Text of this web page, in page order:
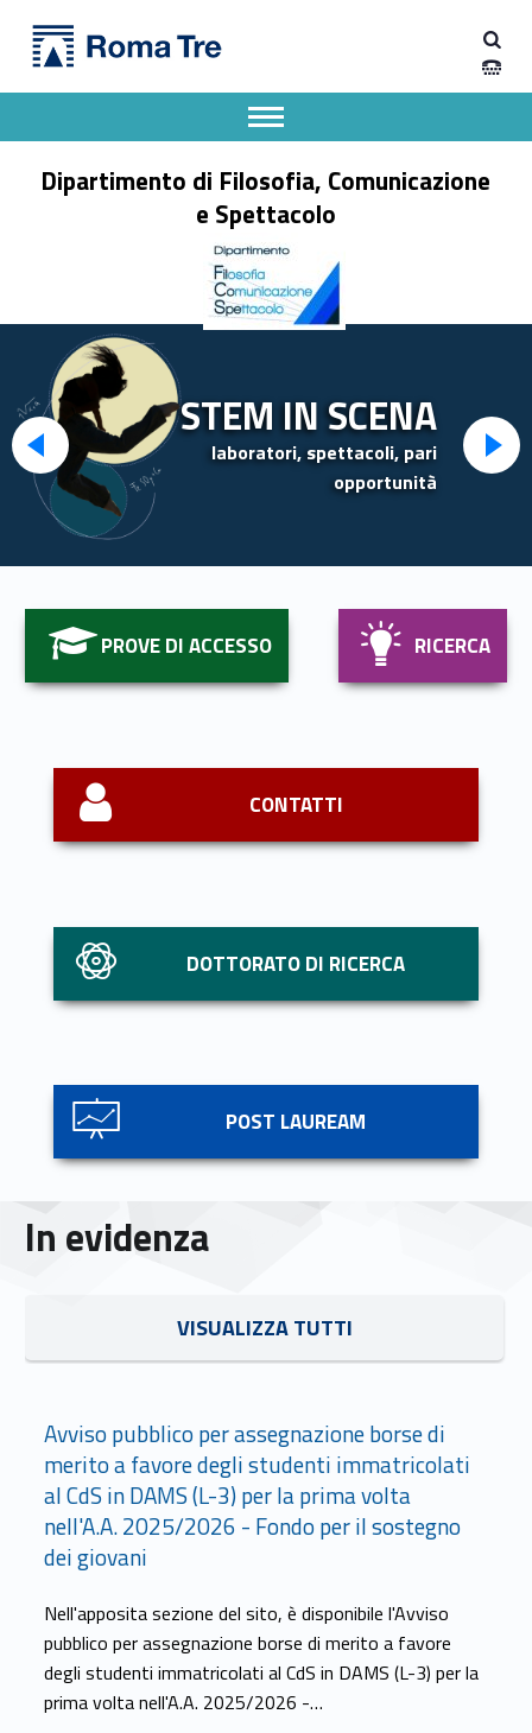
Dipartimento di Filosofia, Comunicazione
e Spettacolo
Apri il menu secondario
Header info sidebar
STEM IN SCENA
laboratori, spettacoli, pari
opportunità
Link identifier #identifier__132572-1
PROVE DI ACCESSO
Link identifier #identifier__124259-2
RICERCA
Link identifier #identifier__102409-3
CONTATTI
Link identifier #identifier__161775-4
DOTTORATO DI RICERCA
Link identifier #identifier__132540-5
POST LAUREAM
In evidenza
VISUALIZZA TUTTI
Avviso pubblico per assegnazione borse di
merito a favore degli studenti immatricolati
al CdS in DAMS (L-3) per la prima volta
nell'A.A. 2025/2026 - Fondo per il sostegno
dei giovani
Nell'apposita sezione del sito, è disponibile l'Avviso
pubblico per assegnazione borse di merito a favore
degli studenti immatricolati al CdS in DAMS (L-3) per la
prima volta nell'A.A. 2025/2026 -…